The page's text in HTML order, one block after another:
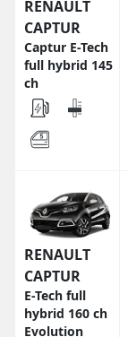
RENAULT
CAPTUR
Captur E-Tech
full hybrid 145
ch
RENAULT
CAPTUR
E-Tech full
hybrid 160 ch
Evolution